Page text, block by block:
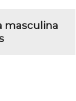
masculina